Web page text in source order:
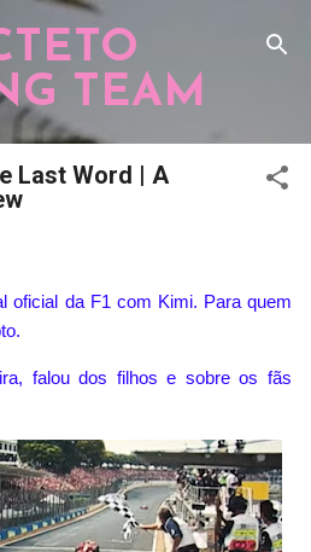
o conteúdo principal
TEAM
Last Word | A
oficial da F1 com Kimi. Para quem
falou dos filhos e sobre os fãs